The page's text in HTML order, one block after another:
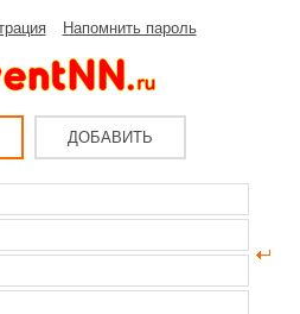
Напомнить пароль
ДОБАВИТЬ